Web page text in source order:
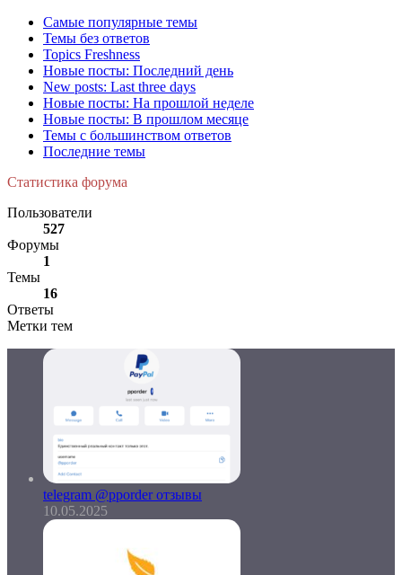
Самые популярные темы
Темы без ответов
Topics Freshness
Новые посты: Последний день
New posts: Last three days
Новые посты: На прошлой неделе
Новые посты: В прошлом месяце
Темы с большинством ответов
Последние темы
Статистика форума
Пользователи
527
Форумы
1
Темы
16
Ответы
Метки тем
telegram @pporder отзывы
10.05.2025